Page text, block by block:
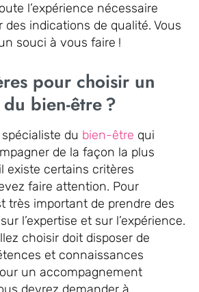
l’expérience nécessaire
indications de qualité. Vous
souci à vous faire !
pour choisir un
bien-être ?
du bien-être qui
de la façon la plus
existe certains critères
faire attention. Pour
très important de prendre des
l’expertise et sur l’expérience.
choisir doit disposer de
et connaissances
un accompagnement